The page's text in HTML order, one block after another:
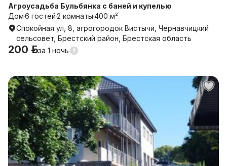
Агроусадьба Бульбянка с баней и купелью
Дом6 гостей2 комнаты400 м²
Спокойная ул, 8, агрогородок Вистычи, Чернавчицкий
сельсовет, Брестский район, Брестская область
200 р.за 1 ночь